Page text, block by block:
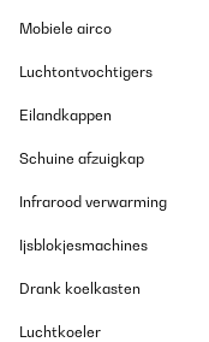
Mobiele airco
Luchtontvochtigers
Eilandkappen
Schuine afzuigkap
Infrarood verwarming
Ijsblokjesmachines
Drank koelkasten
Luchtkoeler